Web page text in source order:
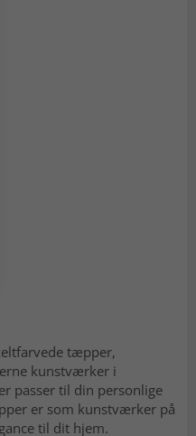
tæpper,
kunstværker i
passer til din personlige
er som kunstværker på
til dit hjem.